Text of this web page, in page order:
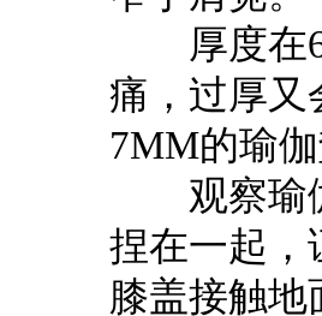
厚度在
痛，过厚又
7MM的瑜
观察瑜伽
捏在一起，
膝盖接触